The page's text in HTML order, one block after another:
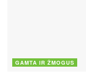
GAMTA IR ŽMOGUS